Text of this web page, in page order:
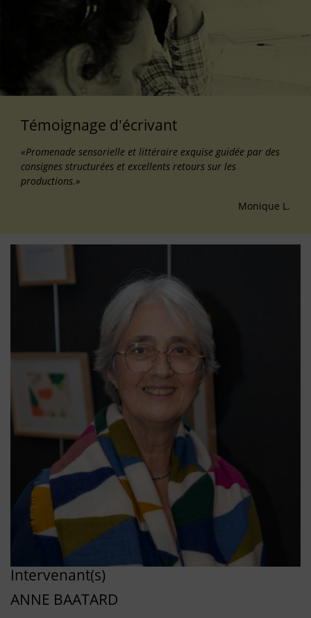
Témoignage d'écrivant
«Promenade sensorielle et littéraire exquise guidée par des
consignes structurées et excellents retours sur les
productions.»
Monique L.
Intervenant(s)
ANNE BAATARD